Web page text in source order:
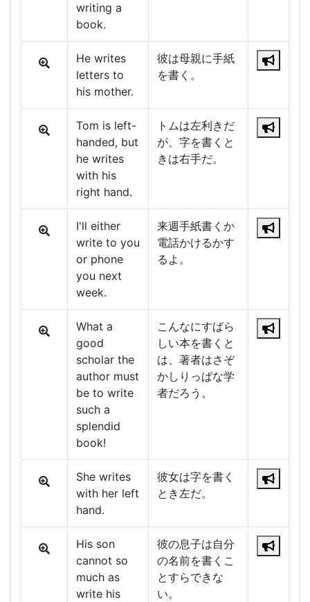
writing a
book.
He writes
letters to
his mother.
彼は母親に手紙
を書く。
Tom is left-
handed, but
he writes
with his
right hand.
トムは左利きだ
が、字を書くと
きは右手だ。
I'll either
write to you
or phone
you next
week.
来週手紙書くか
電話かけるかす
るよ。
What a
good
scholar the
author must
be to write
such a
splendid
book!
こんなにすばら
しい本を書くと
は、著者はさぞ
かしりっぱな学
者だろう。
She writes
with her left
hand.
彼女は字を書く
とき左だ。
His son
cannot so
much as
write his
彼の息子は自分
の名前を書くこ
とすらできな
い。